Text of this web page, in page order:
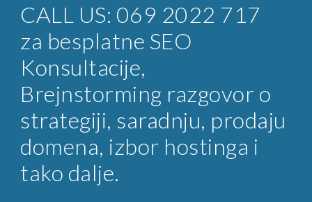
CALL US: 069 2022 717
za besplatne SEO
Konsultacije,
Brejnstorming razgovor o
strategiji, saradnju, prodaju
domena, izbor hostinga i
tako dalje.